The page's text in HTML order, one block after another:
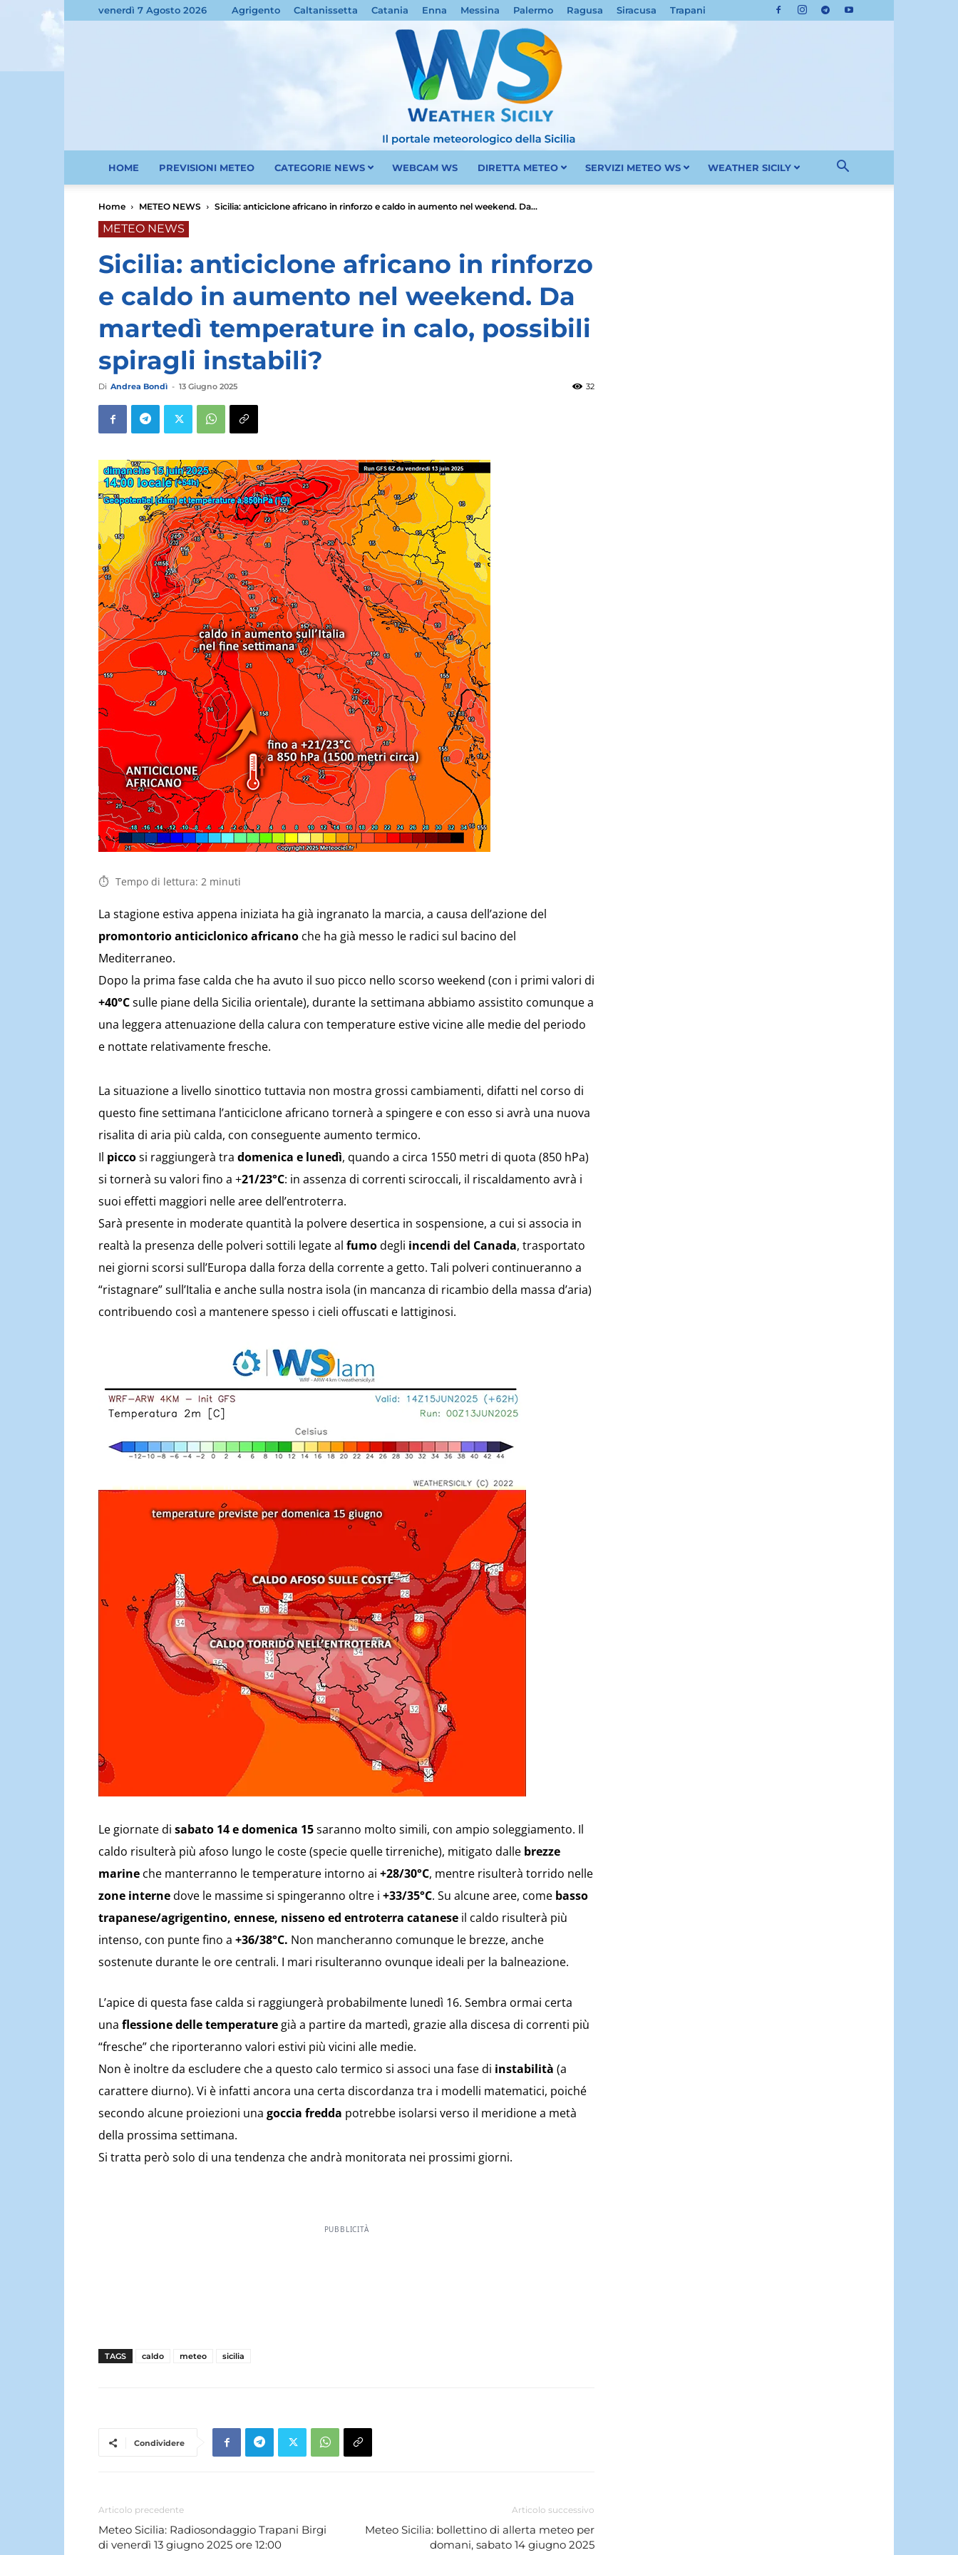
venerdì 7 Agosto 2026 Agrigento Caltanissetta Catania Enna Messina Palermo Ragusa Siracusa Trapani
Weather
Sicily.it
HOME PREVISIONI METEO CATEGORIE NEWS WEBCAM WS DIRETTA METEO SERVIZI METEO WS WEATHER SICILY
Home METEO NEWS Sicilia: anticiclone africano in rinforzo e caldo in aumento nel weekend. Da...
METEO NEWS
Sicilia: anticiclone africano in rinforzo
e caldo in aumento nel weekend. Da
martedì temperature in calo, possibili
spiragli instabili?
Di Andrea Bondì - 13 Giugno 2025 32
Tempo di lettura: 2 minuti
La stagione estiva appena iniziata ha già ingranato la marcia, a causa dell’azione del
promontorio anticiclonico africano che ha già messo le radici sul bacino del
Mediterraneo.
Dopo la prima fase calda che ha avuto il suo picco nello scorso weekend (con i primi valori di
+40°Csulle piane della Sicilia orientale), durante la settimana abbiamo assistito comunque a
una leggera attenuazione della calura con temperature estive vicine alle medie del periodo
e nottate relativamente fresche.
La situazione a livello sinottico tuttavia non mostra grossi cambiamenti, difatti nel corso di
questo fine settimana l’anticiclone africano tornerà a spingere e con esso si avrà una nuova
risalita di aria più calda, con conseguente aumento termico.
Il piccosi raggiungerà tra domenica e lunedì, quando a circa 1550 metri di quota (850 hPa)
si tornerà su valori fino a +21/23°C: in assenza di correnti sciroccali, il riscaldamento avrà i
suoi effetti maggiori nelle aree dell’entroterra.
Sarà presente in moderate quantità la polvere desertica in sospensione, a cui si associa in
realtà la presenza delle polveri sottili legate al fumodegli incendi del Canada, trasportato
nei giorni scorsi sull’Europa dalla forza della corrente a getto. Tali polveri continueranno a
“ristagnare” sull’Italia e anche sulla nostra isola (in mancanza di ricambio della massa d’aria)
contribuendo così a mantenere spesso i cieli offuscati e lattiginosi.
Le giornate di sabato 14 e domenica 15saranno molto simili, con ampio soleggiamento. Il
caldo risulterà più afoso lungo le coste (specie quelle tirreniche), mitigato dalle brezze
marine che manterranno le temperature intorno ai +28/30°C, mentre risulterà torrido nelle
zone internedove le massime si spingeranno oltre i +33/35°C. Su alcune aree, come basso
trapanese/agrigentino, ennese, nisseno ed entroterra catanese il caldo risulterà più
intenso, con punte fino a +36/38°C. Non mancheranno comunque le brezze, anche
sostenute durante le ore centrali. I mari risulteranno ovunque ideali per la balneazione.
L’apice di questa fase calda si raggiungerà probabilmente lunedì 16. Sembra ormai certa
una flessione delle temperature già a partire da martedì, grazie alla discesa di correnti più
“fresche” che riporteranno valori estivi più vicini alle medie.
Non è inoltre da escludere che a questo calo termico si associ una fase di instabilità (a
carattere diurno). Vi è infatti ancora una certa discordanza tra i modelli matematici, poiché
secondo alcune proiezioni una goccia fredda potrebbe isolarsi verso il meridione a metà
della prossima settimana.
Si tratta però solo di una tendenza che andrà monitorata nei prossimi giorni.
PUBBLICITÀ
TAGS caldo meteo sicilia
Condividere
Articolo precedente
Meteo Sicilia: Radiosondaggio Trapani Birgi
di venerdì 13 giugno 2025 ore 12:00
Articolo successivo
Meteo Sicilia: bollettino di allerta meteo per
domani, sabato 14 giugno 2025